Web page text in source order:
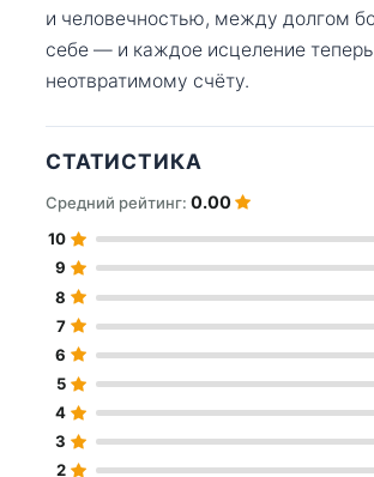
и человечностью, между долгом
себе — и каждое исцеление теперь
неотвратимому счёту.
СТАТИСТИКА
Средний рейтинг: 0.00
10
9
8
7
6
5
4
3
2